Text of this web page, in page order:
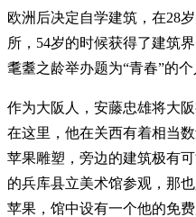
欧洲后决定自学建筑，在28
所，54岁的时候获得了建筑
耄耋之龄举办题为“青春”的个
作为大阪人，安藤忠雄将大
在这里，他在关西有着相当
苹果雕塑，旁边的建筑极有
的兵库县立美术馆参观，那
苹果，馆中设有一个他的免